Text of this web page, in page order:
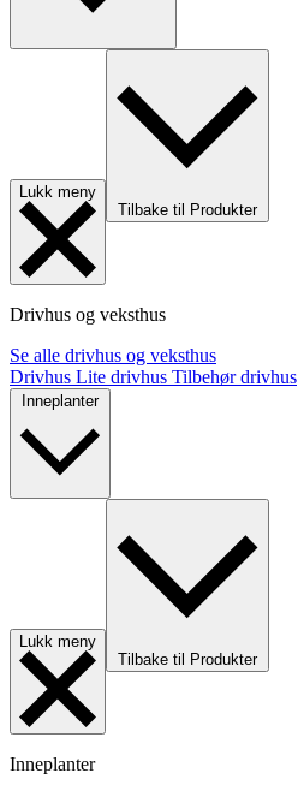
Lukk meny
Tilbake til Produkter
Drivhus og veksthus
Se alle drivhus og veksthus
Drivhus Lite drivhus Tilbehør drivhus
Inneplanter
Lukk meny
Tilbake til Produkter
Inneplanter